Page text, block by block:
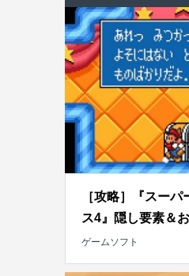
［攻略］『スー
ス4』隠し要素＆
ゲームソフト